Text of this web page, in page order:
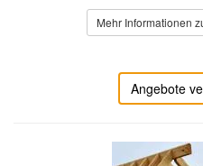
Mehr Informationen
Angebote